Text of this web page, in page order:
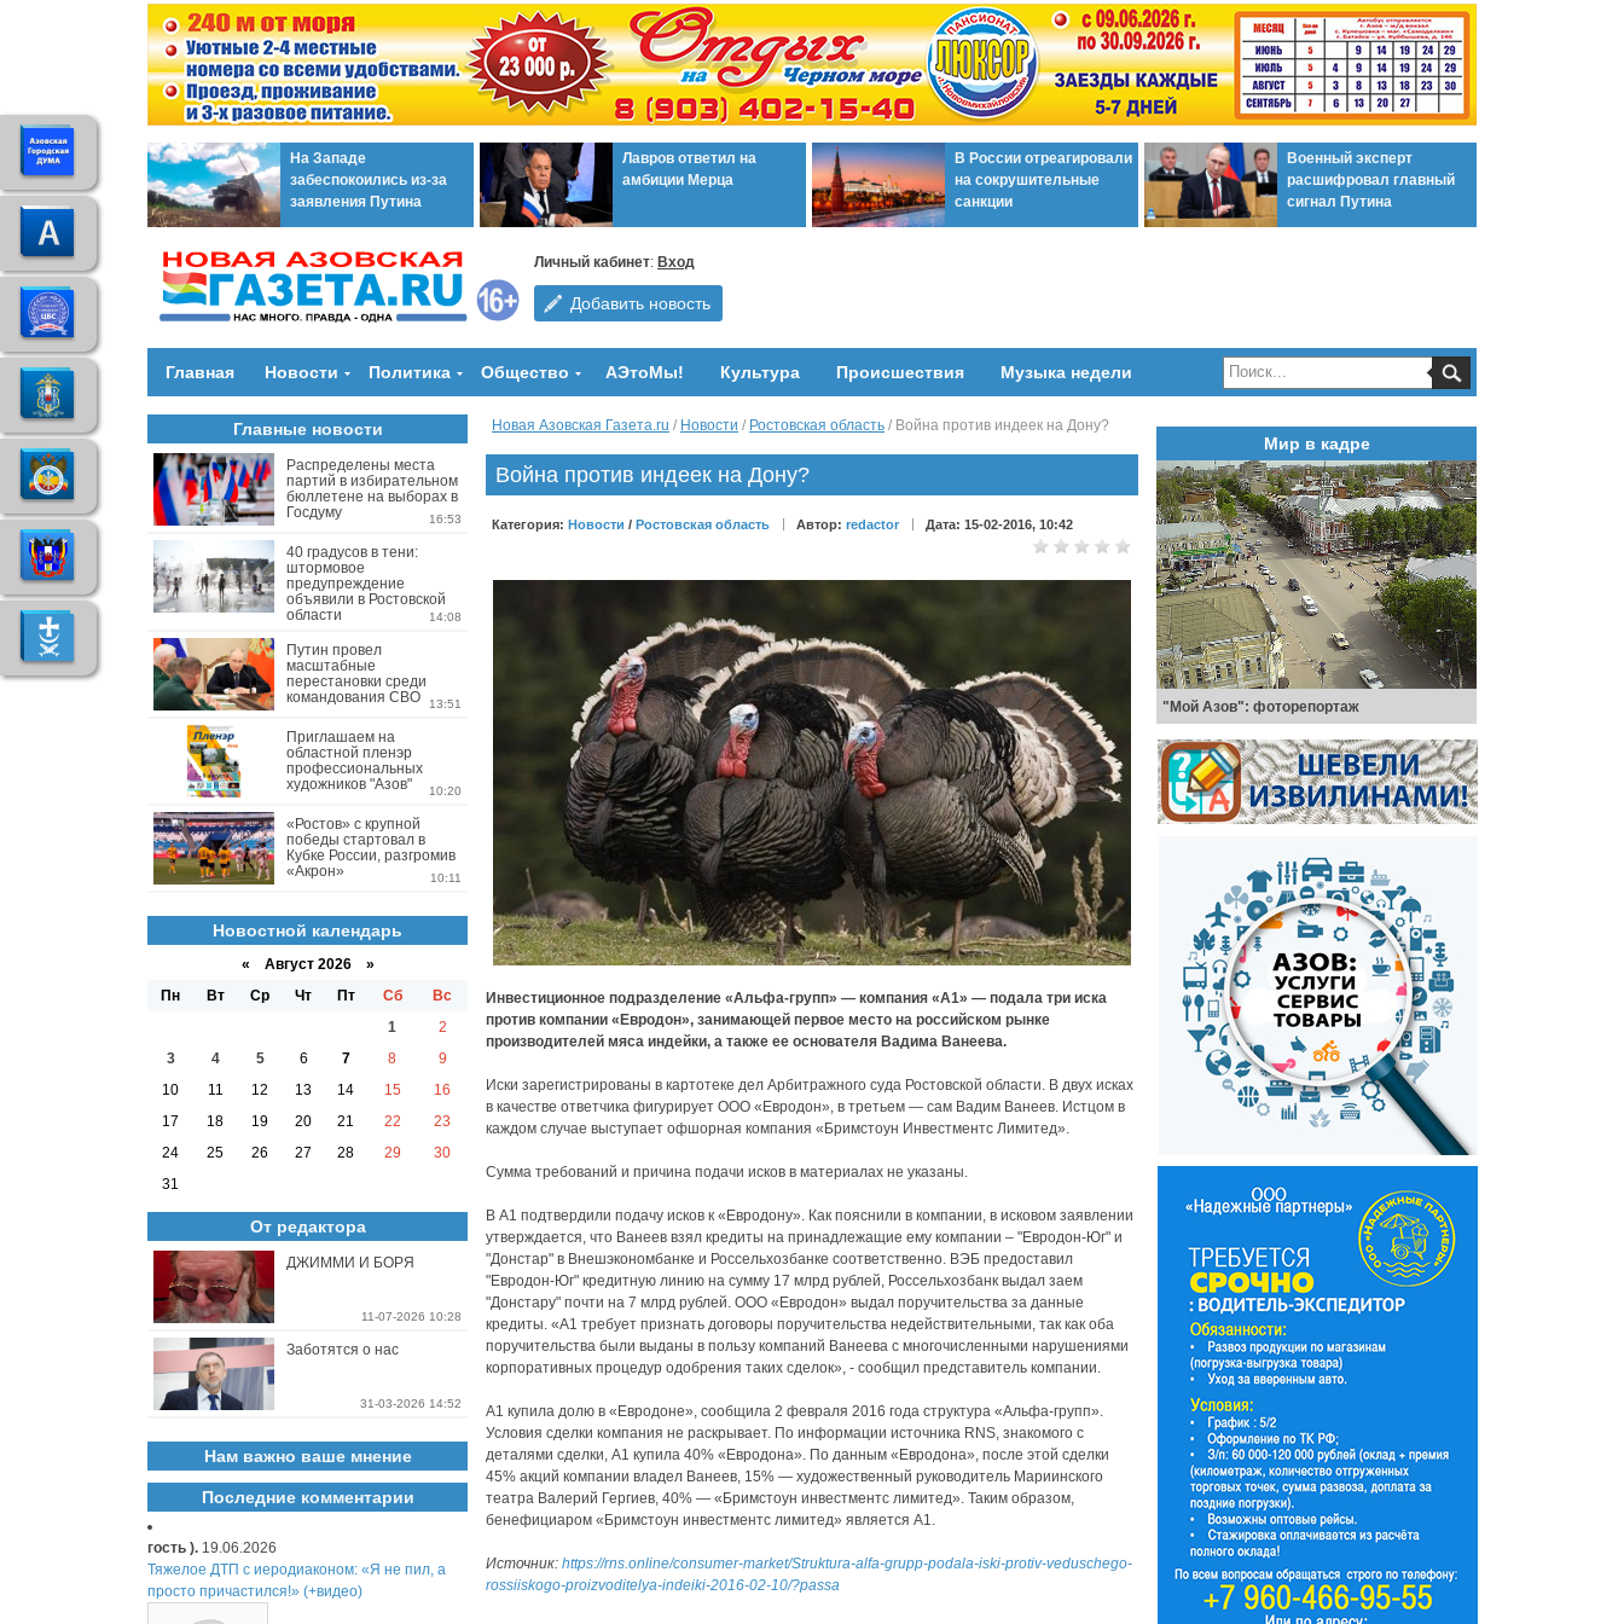
На Западе
забеспокоились из-за
заявления Путина
Лавров ответил на
амбиции Мерца
В России отреагировали
на сокрушительные
санкции
Военный эксперт
расшифровал главный
сигнал Путина
Личный кабинет: Вход
Добавить новость
Главная Новости Политика Общество АЭтоМы! Культура Происшествия Музыка недели
Новая Азовская Газета.ru / Новости / Ростовская область / Война против индеек на Дону?
Война против индеек на Дону?
Категория: Новости / Ростовская область Автор: redactor Дата: 15-02-2016, 10:42
Инвестиционное подразделение «Альфа-групп» — компания «А1» — подала три иска
против компании «Евродон», занимающей первое место на российском рынке
производителей мяса индейки, а также ее основателя Вадима Ванеева.
Иски зарегистрированы в картотеке дел Арбитражного суда Ростовской области. В двух исках
в качестве ответчика фигурирует ООО «Евродон», в третьем — сам Вадим Ванеев. Истцом в
каждом случае выступает офшорная компания «Бримстоун Инвестментс Лимитед».
Сумма требований и причина подачи исков в материалах не указаны.
В А1 подтвердили подачу исков к «Евродону». Как пояснили в компании, в исковом заявлении
утверждается, что Ванеев взял кредиты на принадлежащие ему компании – "Евродон-Юг" и
"Донстар" в Внешэкономбанке и Россельхозбанке соответственно. ВЭБ предоставил
"Евродон-Юг" кредитную линию на сумму 17 млрд рублей, Россельхозбанк выдал заем
"Донстару" почти на 7 млрд рублей. ООО «Евродон» выдал поручительства за данные
кредиты. «А1 требует признать договоры поручительства недействительными, так как оба
поручительства были выданы в пользу компаний Ванеева с многочисленными нарушениями
корпоративных процедур одобрения таких сделок», - сообщил представитель компании.
А1 купила долю в «Евродоне», сообщила 2 февраля 2016 года структура «Альфа-групп».
Условия сделки компания не раскрывает. По информации источника RNS, знакомого с
деталями сделки, А1 купила 40% «Евродона». По данным «Евродона», после этой сделки
45% акций компании владел Ванеев, 15% — художественный руководитель Мариинского
театра Валерий Гергиев, 40% — «Бримстоун инвестментс лимитед». Таким образом,
бенефициаром «Бримстоун инвестментс лимитед» является А1.
Источник: https://rns.online/consumer-market/Struktura-alfa-grupp-podala-iski-protiv-veduschego-
rossiiskogo-proizvoditelya-indeiki-2016-02-10/?passa
Главные новости
Распределены места
партий в избирательном
бюллетене на выборах в
Госдуму
16:53
40 градусов в тени:
штормовое
предупреждение
объявили в Ростовской
области
14:08
Путин провел
масштабные
перестановки среди
командования СВО
13:51
Приглашаем на
областной пленэр
профессиональных
художников "Азов"
10:20
«Ростов» с крупной
победы стартовал в
Кубке России, разгромив
«Акрон»
10:11
Новостной календарь
« Август 2026 »
Пн
Вт Ср Чт Пт Сб
Вс
1
2
3
4 5 6 7 8
9
10
11 12 13 14 15
16
17
18 19 20 21 22
23
24
25 26 27 28 29
30
31
От редактора
ДЖИММИ И БОРЯ
11-07-2026 10:28
Заботятся о нас
31-03-2026 14:52
Нам важно ваше мнение
Последние комментарии
гость ). 19.06.2026
Тяжелое ДТП с иеродиаконом: «Я не пил, а
просто причастился!» (+видео)
Мир в кадре
"Мой Азов": фоторепортаж